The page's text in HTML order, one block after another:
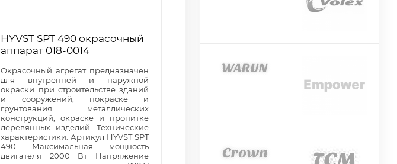
HYVST SPT 490 окрасочный
аппарат 018-0014
Окрасочный агрегат предназначен
для внутренней и наружной
окраски при строительстве зданий
и сооружений, покраске и
грунтования металлических
конструкций, окраске и пропитке
деревянных изделий. Технические
характеристики: Артикул HYVST SPT
490 Максимальная мощность
двигателя 2000 Вт Напряжение